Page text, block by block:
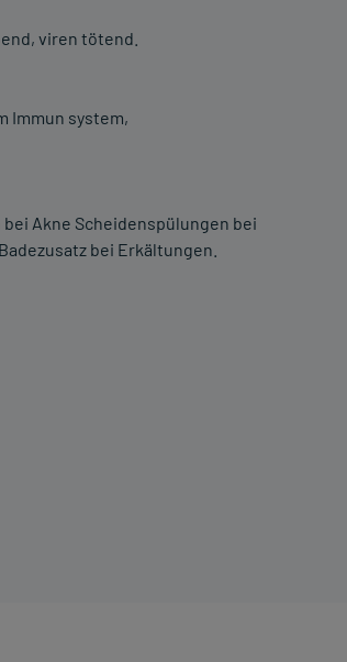
viren tötend.
Immun system,
Akne Scheidenspülungen bei
bei Erkältungen.